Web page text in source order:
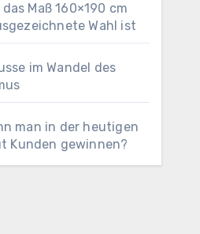
Maß 160×190 cm
Wahl ist
im Wandel des
man in der heutigen
Kunden gewinnen?